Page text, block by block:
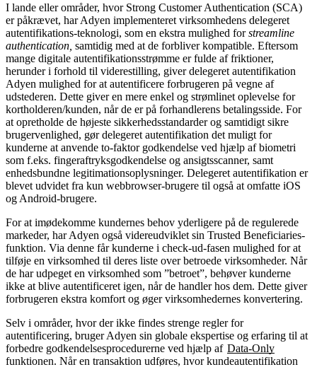
I lande eller områder, hvor Strong Customer Authentication (SCA)
er påkrævet, har Adyen implementeret virksomhedens delegeret
autentifikations-teknologi, som en ekstra mulighed forstreamline
authentication, samtidig med at de forbliver kompatible. Eftersom
mange digitale autentifikationsstrømme er fulde af friktioner,
herunder i forhold til viderestilling, giver delegeret autentifikation
Adyen mulighed for at autentificere forbrugeren på vegne af
udstederen. Dette giver en mere enkel og strømlinet oplevelse for
kortholderen/kunden, når de er på forhandlerens betalingsside. For
at opretholde de højeste sikkerhedsstandarder og samtidigt sikre
brugervenlighed, gør delegeret autentifikation det muligt for
kunderne at anvende to-faktor godkendelse ved hjælp af biometri
som f.eks. fingeraftryksgodkendelse og ansigtsscanner, samt
enhedsbundne legitimationsoplysninger. Delegeret autentifikation er
blevet udvidet fra kun webbrowser-brugere til også at omfatte iOS
og Android-brugere.
For at imødekomme kundernes behov yderligere på de regulerede
markeder, har Adyen også videreudviklet sin Trusted Beneficiaries-
funktion. Via denne får kunderne i check-ud-fasen mulighed for at
tilføje en virksomhed til deres liste over betroede virksomheder. Når
de har udpeget en virksomhed som ”betroet”, behøver kunderne
ikke at blive autentificeret igen, når de handler hos dem. Dette giver
forbrugeren ekstra komfort og øger virksomhedernes konvertering.
Selv i områder, hvor der ikke findes strenge regler for
autentificering, bruger Adyen sin globale ekspertise og erfaring til at
forbedre godkendelsesprocedurerne ved hjælp af Data-Only
funktionen. Når en transaktion udføres, hvor kundeautentifikation